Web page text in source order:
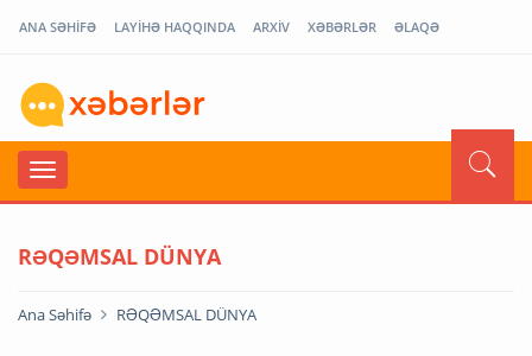
ANA SƏHİFƏ LAYİHƏ HAQQINDA ARXİV XƏBƏRLƏR ƏLAQƏ
RƏQƏMSAL DÜNYA
Ana Səhifə RƏQƏMSAL DÜNYA